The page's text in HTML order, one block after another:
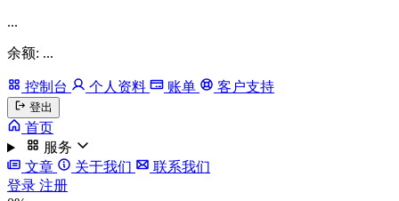
...
余额: ...
控制台 个人资料 账单 客户支持
登出
首页
服务
文章
关于我们
联系我们
登录 注册